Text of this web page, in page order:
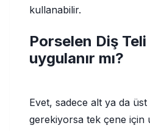
kullanabilir.
Porselen Diş
uygulanır mı?
Evet, sadece alt ya da
gerekiyorsa tek çene için